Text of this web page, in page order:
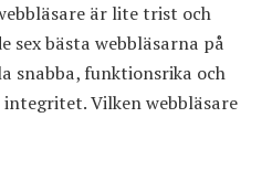
är lite trist och
sex bästa webbläsarna på
snabba, funktionsrika och
Vilken webbläsare